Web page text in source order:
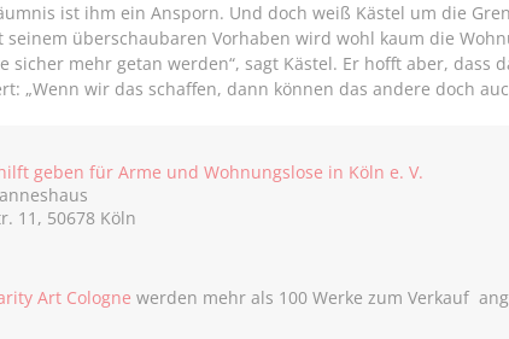
ist ihm ein Ansporn. Und doch weiß Kästel um die
seinem überschaubaren Vorhaben wird wohl kaum die
sicher mehr getan werden“, sagt Kästel. Er hofft aber, dass
„Wenn wir das schaffen, dann können das andere doch
geben für Arme und Wohnungslose in Köln e. V.
11, 50678 Köln
Art Cologne werden mehr als 100 Werke zum Verkauf